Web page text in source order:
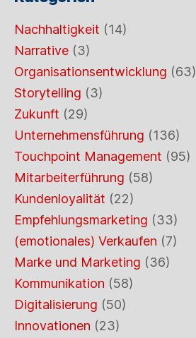
Nachhaltigkeit (14)
Narrative (3)
Organisationsentwicklung (63)
Storytelling (3)
Zukunft (29)
Unternehmensführung (136)
Touchpoint Management (95)
Mitarbeiterführung (58)
Kundenloyalität (22)
Empfehlungsmarketing (33)
(emotionales) Verkaufen (7)
Marke und Marketing (36)
Kommunikation (58)
Digitalisierung (50)
Innovationen (23)